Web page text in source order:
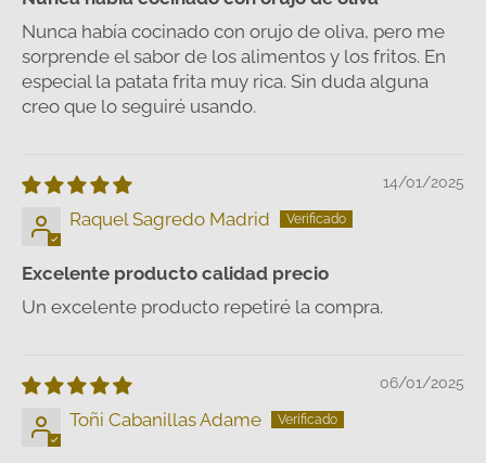
Nunca había cocinado con orujo de oliva, pero me
sorprende el sabor de los alimentos y los fritos. En
especial la patata frita muy rica. Sin duda alguna
creo que lo seguiré usando.
14/01/2025
Raquel Sagredo Madrid
Excelente producto calidad precio
Un excelente producto repetiré la compra.
06/01/2025
Toñi Cabanillas Adame